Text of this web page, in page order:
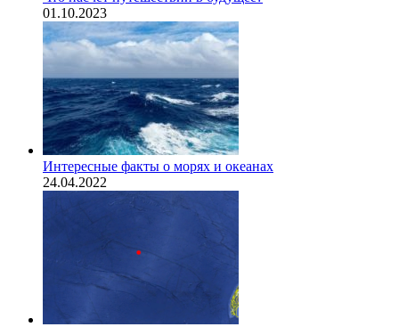
01.10.2023
Интересные факты о морях и океанах
24.04.2022